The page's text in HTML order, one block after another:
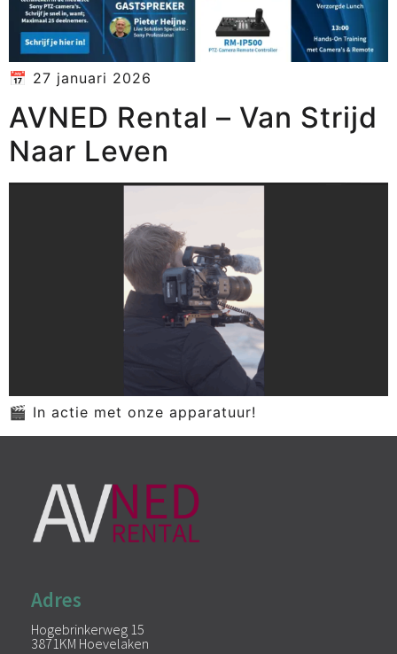
📅 27 januari 2026
AVNED Rental – Van Strijd
Naar Leven
🎬 In actie met onze apparatuur!
Adres
Hogebrinkerweg 15
3871KM Hoevelaken